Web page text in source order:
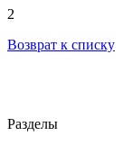
2
Возврат к списку
Разделы